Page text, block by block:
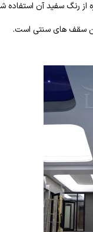
از رنگ سفید آن استفاده
سقف های سنتی است.